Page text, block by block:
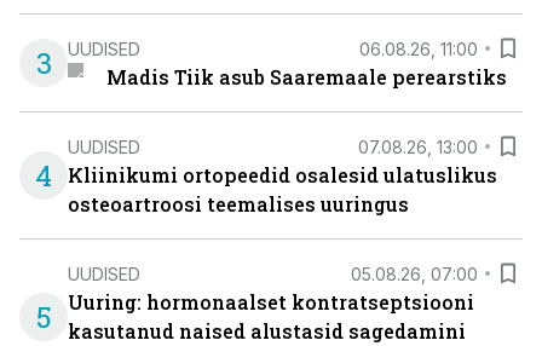
3 UUDISED 06.08.26, 11:00
Madis Tiik asub Saaremaale perearstiks
4
UUDISED 07.08.26, 13:00
Kliinikumi ortopeedid osalesid ulatuslikus
osteoartroosi teemalises uuringus
5
UUDISED 05.08.26, 07:00
Uuring: hormonaalset kontratseptsiooni
kasutanud naised alustasid sagedamini